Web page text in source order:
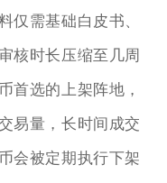
仅需基础白皮书、
核时长压缩至几周
首选的上架阵地，
易量，长时间成交
会被定期执行下架